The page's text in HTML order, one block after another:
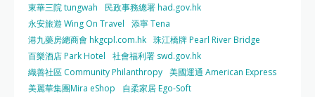
東華三院 tungwah
民政事務總署 had.gov.hk
永安旅遊 Wing On Travel
添寧 Tena
港九藥房總商會 hkgcpl.com.hk 珠江橋牌 Pearl River Bridge
百樂酒店 Park Hotel
社會福利署 swd.gov.hk
織善社區 Community Philanthropy 美國運通 American Express
美麗華集團Mira eShop
自柔家居 Ego-Soft